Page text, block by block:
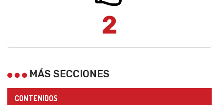
2
MÁS SECCIONES
CONTENIDOS